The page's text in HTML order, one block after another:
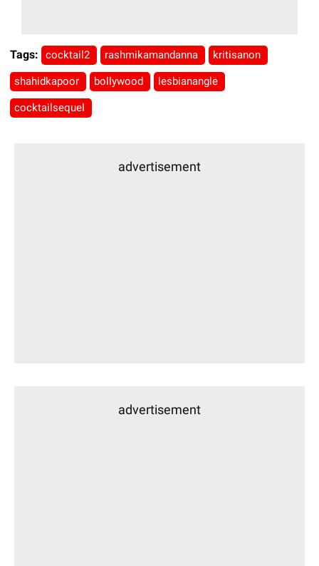
Tags: cocktail2 rashmikamandanna kritisanon
shahidkapoor bollywood lesbianangle
cocktailsequel
advertisement
advertisement